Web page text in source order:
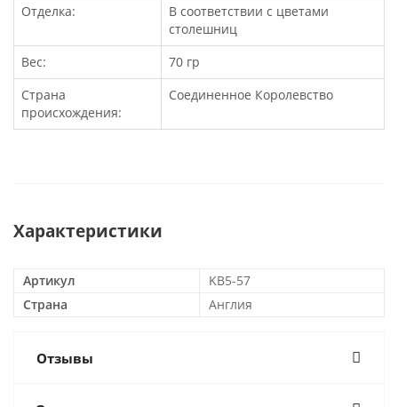
Отделка:
В соответствии с цветами
столешниц
Вес:
70 гр
Страна
происхождения:
Соединенное Королевство
Характеристики
Артикул
KB5-57
Страна
Англия
Отзывы